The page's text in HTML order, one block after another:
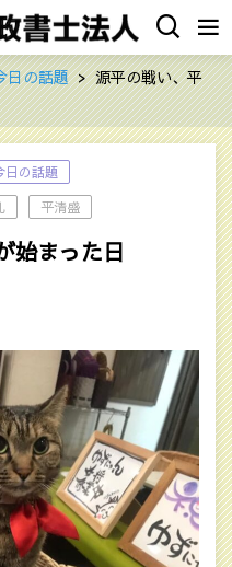
日の話題
源平の戦い、平
日の話題
平清盛
始まった日